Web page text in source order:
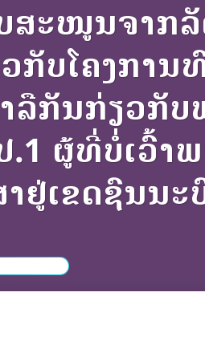
ສະໜູນຈາກ
ກັບໂຄງກາ
ລືກັນກ່ຽວກັ
ຜູ້ທີ່ບໍ່ເວົ້າພ
ຢູ່ເຂດຊົນນະ